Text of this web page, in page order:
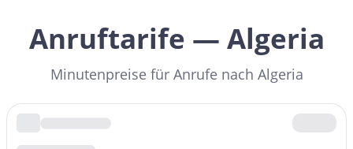
Anruftarife — Algeria
Minutenpreise für Anrufe nach Algeria